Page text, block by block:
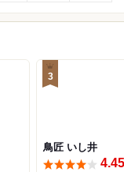
3
鳥匠 いし井
4.45